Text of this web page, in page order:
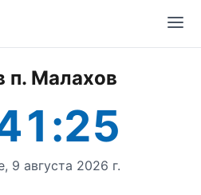
п. Малахов
9 августа 2026 г.